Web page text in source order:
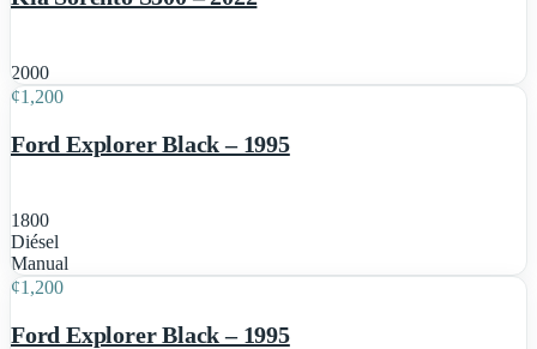
2000
Destacado
8
¢1,200
Ford Explorer Black – 1995
1800
Diésel
Manual
Destacado
8
¢1,200
Ford Explorer Black – 1995